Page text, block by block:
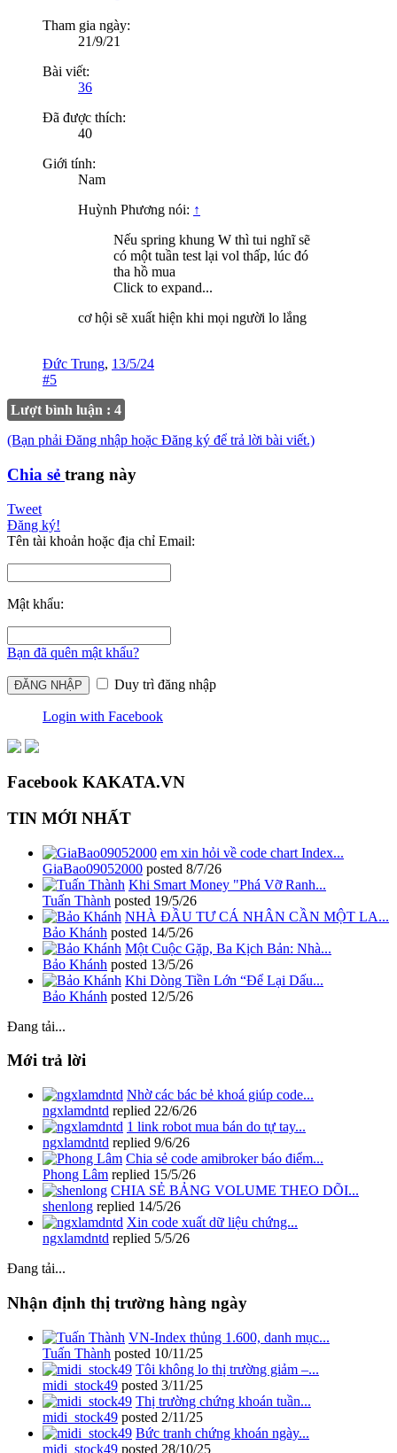
Tham gia ngày:
21/9/21
Bài viết:
36
Đã được thích:
40
Giới tính:
Nam
Huỳnh Phương nói: ↑
Nếu spring khung W thì tui nghĩ sẽ
có một tuần test lại vol thấp, lúc đó
tha hồ mua
Click to expand...
cơ hội sẽ xuất hiện khi mọi người lo lắng
Đức Trung, 13/5/24
#5
Lượt bình luận : 4
(Bạn phải Đăng nhập hoặc Đăng ký để trả lời bài viết.)
Chia sẻ trang này
Tweet
Đăng ký!
Tên tài khoản hoặc địa chỉ Email:
Mật khẩu:
Bạn đã quên mật khẩu?
Duy trì đăng nhập
Login with Facebook
Facebook KAKATA.VN
TIN MỚI NHẤT
em xin hỏi về code chart Index...
GiaBao09052000 posted 8/7/26
Khi Smart Money "Phá Vỡ Ranh...
Tuấn Thành posted 19/5/26
NHÀ ĐẦU TƯ CÁ NHÂN CẦN MỘT LA...
Bảo Khánh posted 14/5/26
Một Cuộc Gặp, Ba Kịch Bản: Nhà...
Bảo Khánh posted 13/5/26
Khi Dòng Tiền Lớn “Để Lại Dấu...
Bảo Khánh posted 12/5/26
Đang tải...
Mới trả lời
Nhờ các bác bẻ khoá giúp code...
ngxlamdntd replied 22/6/26
1 link robot mua bán do tự tay...
ngxlamdntd replied 9/6/26
Chia sẻ code amibroker báo điểm...
Phong Lâm replied 15/5/26
CHIA SẺ BẢNG VOLUME THEO DÕI...
shenlong replied 14/5/26
Xin code xuất dữ liệu chứng...
ngxlamdntd replied 5/5/26
Đang tải...
Nhận định thị trường hàng ngày
VN-Index thủng 1.600, danh mục...
Tuấn Thành posted 10/11/25
Tôi không lo thị trường giảm –...
midi_stock49 posted 3/11/25
Thị trường chứng khoán tuần...
midi_stock49 posted 2/11/25
Bức tranh chứng khoán ngày...
midi_stock49 posted 28/10/25